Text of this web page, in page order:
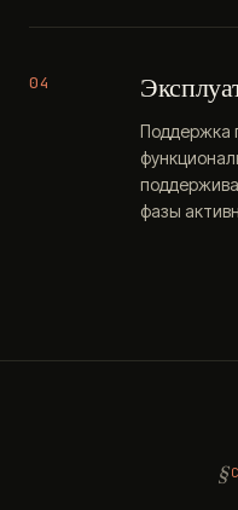
04
Поддержка
фазы